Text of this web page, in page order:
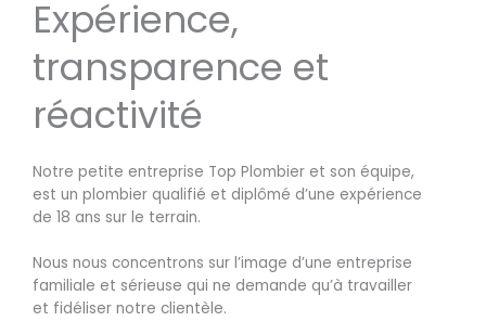
Expérience,
transparence et
réactivité
Notre petite entreprise Top Plombier et son équipe,
est un plombier qualifié et diplômé d’une expérience
de 18 ans sur le terrain.
Nous nous concentrons sur l’image d’une entreprise
familiale et sérieuse qui ne demande qu’à travailler
et fidéliser notre clientèle.